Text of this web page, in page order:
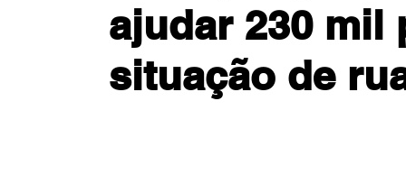
ajudar 230 mil
situação de